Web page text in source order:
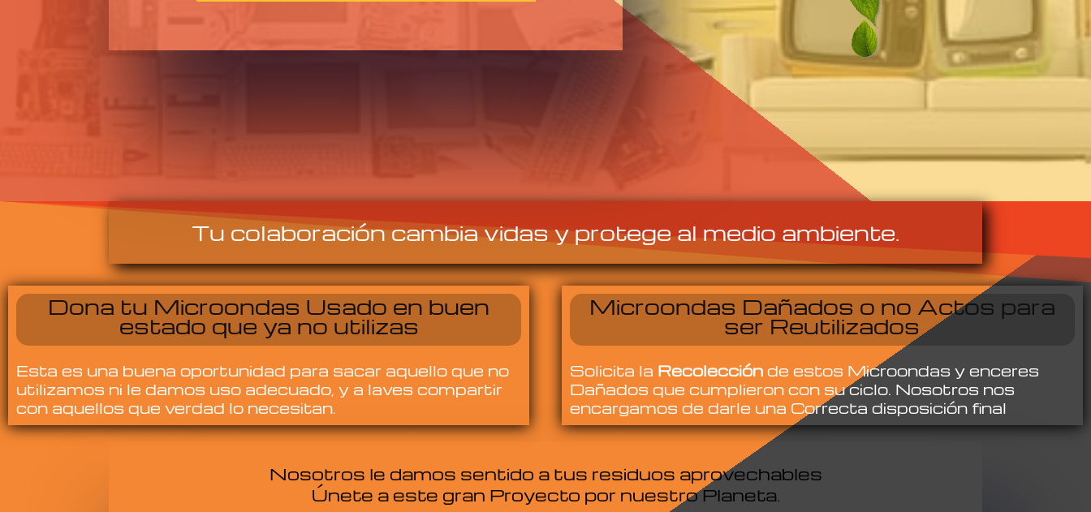
Tu colaboración cambia vidas y protege al medio ambiente.
Dona tu Microondas Usado en buen
estado que ya no utilizas
Esta es una buena oportunidad para sacar aquello que no
utilizamos ni le damos uso adecuado, y a laves compartir
con aquellos que verdad lo necesitan.
Microondas Dañados o no Actos para
ser Reutilizados
Solicita la Recolecciónde estos Microondas y enceres
Dañados que cumplieron con su ciclo. Nosotros nos
encargamos de darle una Correcta disposición final
Nosotros le damos sentido a tus residuos aprovechables
Únete a este gran Proyecto por nuestro Planeta.